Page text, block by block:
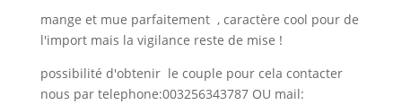
mange et mue parfaitement , caractère cool pour de
l'import mais la vigilance reste de mise !
possibilité d'obtenir le couple pour cela contacter
nous par telephone:003256343787 OU mail: